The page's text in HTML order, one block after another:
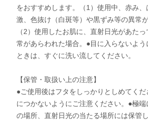
をおすすめします。（1）使用中、赤み、
激、色抜け（白斑等）や黒ずみ等の異常
（2）使用したお肌に、直射日光があた
常があらわれた場合。●目に入らないよう
ときは、すぐに洗い流してください。
【保管・取扱い上の注意】
●ご使用後はフタをしっかりとしめてく
につかないようにご注意ください。●極
の場所、直射日光の当たる場所には保管